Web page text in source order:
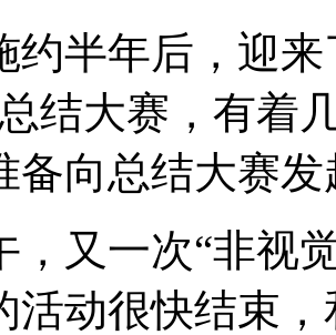
约半年后，迎
结大赛，有着
备向总结大赛
，又一次“非视
活动很快结束